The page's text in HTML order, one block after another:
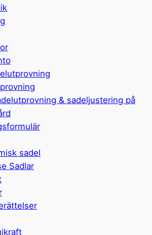
& sadeljustering på
sadel
Sadlar